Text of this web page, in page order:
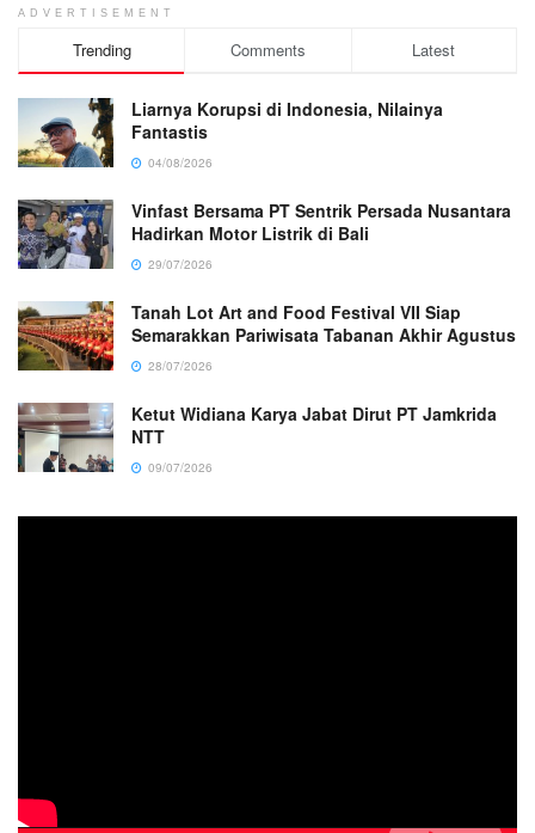
ADVERTISEMENT
Trending Comments Latest
Liarnya Korupsi di Indonesia, Nilainya
Fantastis
04/08/2026
Vinfast Bersama PT Sentrik Persada Nusantara
Hadirkan Motor Listrik di Bali
29/07/2026
Tanah Lot Art and Food Festival VII Siap
Semarakkan Pariwisata Tabanan Akhir Agustus
28/07/2026
Ketut Widiana Karya Jabat Dirut PT Jamkrida
NTT
09/07/2026